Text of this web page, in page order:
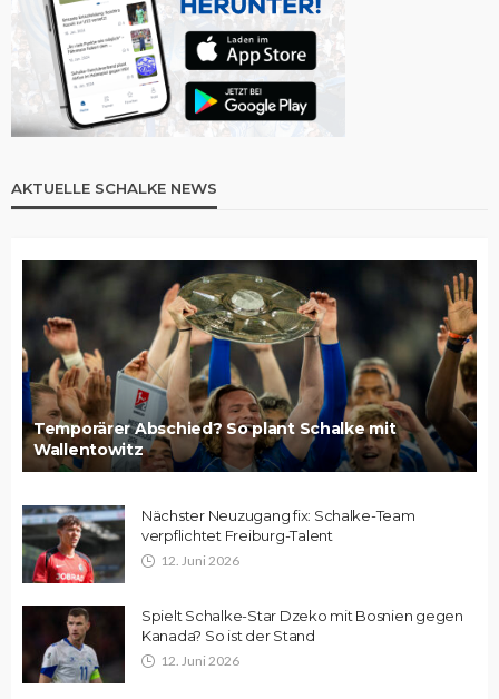
AKTUELLE SCHALKE NEWS
Temporärer Abschied? So plant Schalke mit
Wallentowitz
Nächster Neuzugang fix: Schalke-Team
verpflichtet Freiburg-Talent
12. Juni 2026
Spielt Schalke-Star Dzeko mit Bosnien gegen
Kanada? So ist der Stand
12. Juni 2026